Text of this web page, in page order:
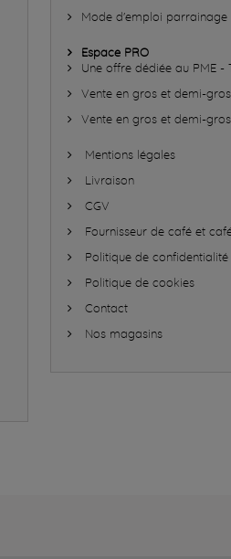
Mode d'emploi parrainage
Espace PRO
Une offre dédiée au PME -
Vente en gros et demi-gros
Vente en gros et demi-
Mentions légales
Livraison
CGV
Fournisseur de café et
Politique de confidentialité
Politique de cookies
Contact
Nos magasins